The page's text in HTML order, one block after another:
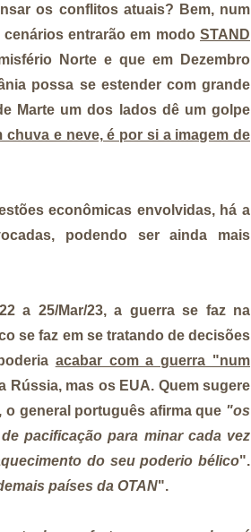
os conflitos atuais? Bem, num
entrarão em modo STAND
Norte e que em Dezembro
possa se estender com grande
Marte um dos lados dê um golpe
chuva e neve, é por si a imagem de
econômicas envolvidas, há a
podendo ser ainda mais
a 25/Mar/23, a guerra se faz na
se faz em se tratando de decisões
acabar com a guerra "num
Rússia, mas os EUA. Quem sugere
o general português afirma que "os
pacificação para minar cada vez
do seu poderio bélico".
países da OTAN".